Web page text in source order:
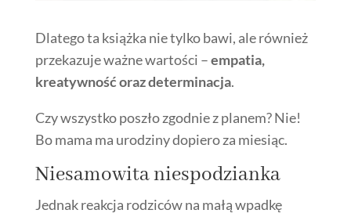
Dlatego ta książka nie tylko bawi, ale również
przekazuje ważne wartości –empatia,
kreatywność oraz determinacja.
Czy wszystko poszło zgodnie z planem? Nie!
Bo mama ma urodziny dopiero za miesiąc.
Niesamowita niespodzianka
Jednak reakcja rodziców na małą wpadkę